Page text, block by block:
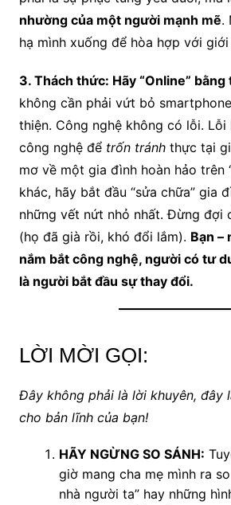
nhường của một người mạnh mẽ.
hạ mình xuống để hòa hợp với giới
3. Thách thức: Hãy “Online” bằng
không cần phải vứt bỏ
thiện. Công nghệ không có lỗi.
công nghệ để trốn tránhthực tại
mơ về một gia đình hoàn hảo trên
khác, hãy bắt đầu “sửa chữa” gia
những vết nứt nhỏ nhất. Đừng đợi
(họ đã già rồi, khó đổi lắm). Bạn –
nắm bắt công nghệ, người có tư
là người bắt đầu sự thay đổi.
LỜI MỜI GỌI:
Đây không phải là lời khuyên, đây
cho bản lĩnh của bạn!
HÃY NGỪNG SO SÁNH:
giờ mang cha mẹ mình ra
nhà người ta” hay những